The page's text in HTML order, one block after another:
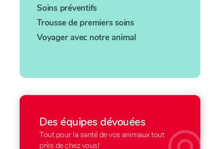
Soins préventifs
Trousse de premiers soins
Voyager avec notre animal
Des équipes dévouées
Tout pour la santé de vos animaux tout
près de chez vous!